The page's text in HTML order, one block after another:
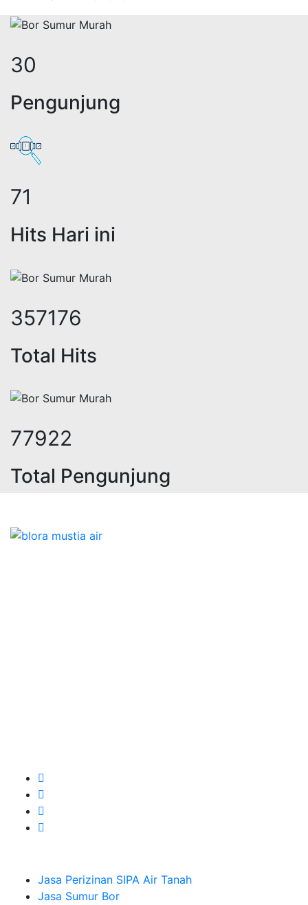
37
Pengunjung
89
Hits Hari ini
443980
Total Hits
96859
Total Pengunjung
Jasa Perizinan SIPA Air Tanah
Jasa Sumur Bor